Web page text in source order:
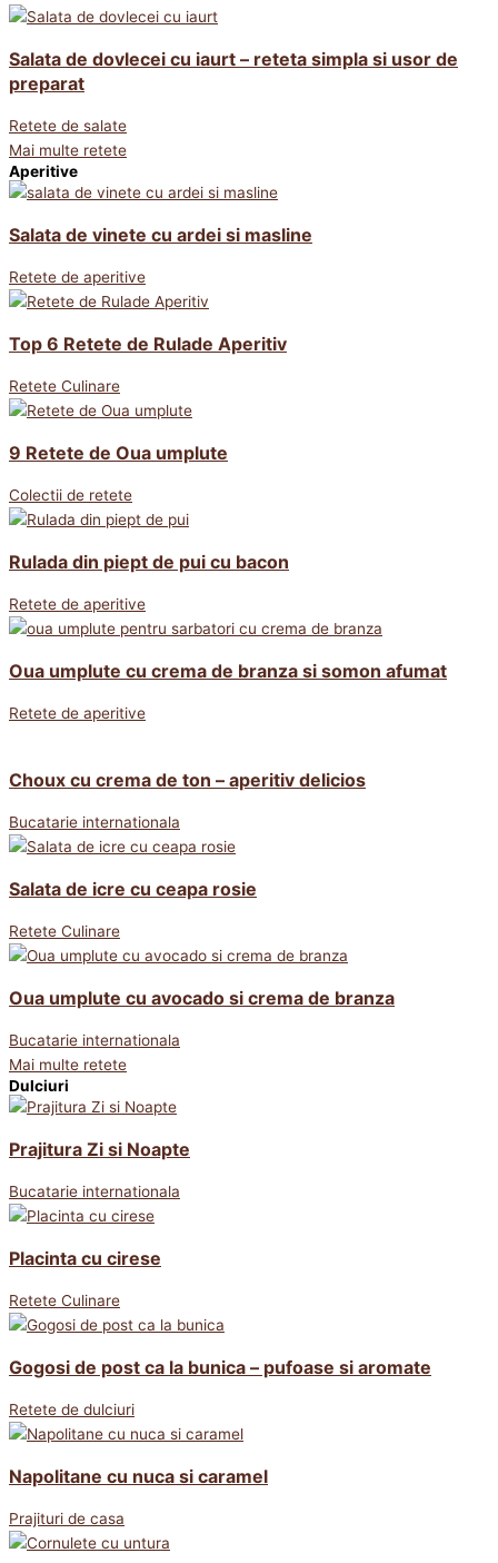
Salata de dovlecei cu iaurt – reteta simpla si usor de
preparat
Retete de salate
Mai multe retete
Aperitive
Salata de vinete cu ardei si masline
Retete de aperitive
Top 6 Retete de Rulade Aperitiv
Retete Culinare
9 Retete de Oua umplute
Colectii de retete
Rulada din piept de pui cu bacon
Retete de aperitive
Oua umplute cu crema de branza si somon afumat
Retete de aperitive
Choux cu crema de ton – aperitiv delicios
Bucatarie internationala
Salata de icre cu ceapa rosie
Retete Culinare
Oua umplute cu avocado si crema de branza
Bucatarie internationala
Mai multe retete
Dulciuri
Prajitura Zi si Noapte
Bucatarie internationala
Placinta cu cirese
Retete Culinare
Gogosi de post ca la bunica – pufoase si aromate
Retete de dulciuri
Napolitane cu nuca si caramel
Prajituri de casa